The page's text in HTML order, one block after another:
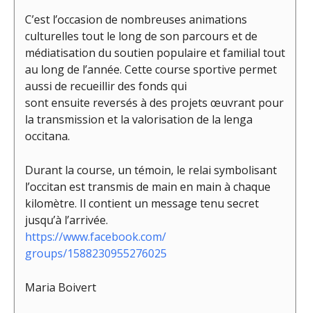
C’est l’occasion de nombreuses animations
culturelles tout le long de son parcours et de
médiatisation du soutien populaire et familial tout
au long de l’année. Cette course sportive permet
aussi de recueillir des fonds qui
sont ensuite reversés à des projets œuvrant pour
la transmission et la valorisation de la lenga
occitana.
Durant la course, un témoin, le relai symbolisant
l’occitan est transmis de main en main à chaque
kilomètre. Il contient un message tenu secret
jusqu’à l’arrivée.
https://www.facebook.com/
groups/1588230955276025
Maria Boivert